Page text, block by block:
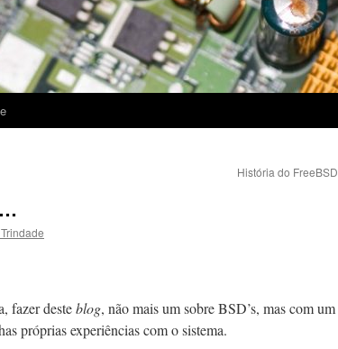
História do FreeBSD
…
faz­er desteblog, não mais um sobre BSD’s, mas com um
próprias exper­iên­cias com o sistema.